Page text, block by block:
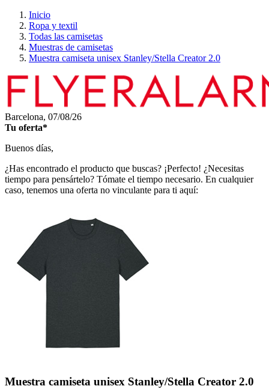
Inicio
Ropa y textil
Todas las camisetas
Muestras de camisetas
Muestra camiseta unisex Stanley/Stella Creator 2.0
Barcelona, 07/08/26
Tu oferta*
Buenos días,
¿Has encontrado el producto que buscas? ¡Perfecto! ¿Necesitas
tiempo para pensártelo? Tómate el tiempo necesario. En cualquier
caso, tenemos una oferta no vinculante para ti aquí:
Muestra camiseta unisex Stanley/Stella Creator 2.0